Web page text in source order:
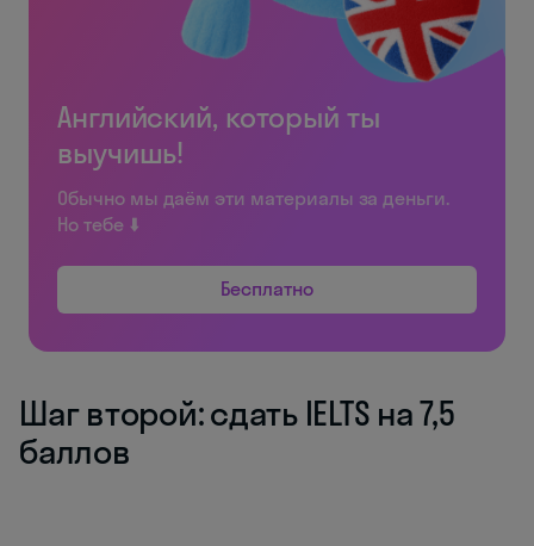
Английский, который ты
выучишь!
Обычно мы даём эти материалы за деньги.
Но тебе ⬇️
Бесплатно
Шаг второй: сдать IELTS на 7,5
баллов